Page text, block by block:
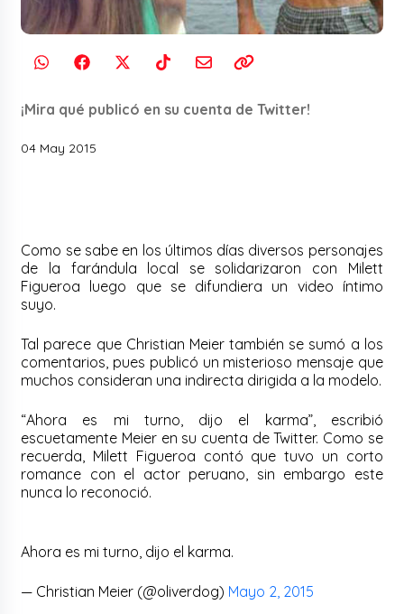
¡Mira qué publicó en su cuenta de Twitter!
04 May 2015
Como se sabe en los últimos días diversos personajes
de la farándula local se solidarizaron con Milett
Figueroa luego que se difundiera un video íntimo
suyo.
Tal parece que Christian Meier también se sumó a los
comentarios, pues publicó un misterioso mensaje que
muchos consideran una indirecta dirigida a la modelo.
“Ahora es mi turno, dijo el karma”, escribió
escuetamente Meier en su cuenta de Twitter. Como se
recuerda, Milett Figueroa contó que tuvo un corto
romance con el actor peruano, sin embargo este
nunca lo reconoció.
Ahora es mi turno, dijo el karma.
— Christian Meier (@oliverdog) Mayo 2, 2015